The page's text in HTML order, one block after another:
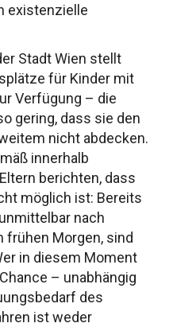
existenzielle
Stadt Wien stellt
für Kinder mit
Verfügung – die
gering, dass sie den
nicht abdecken.
innerhalb
berichten, dass
möglich ist: Bereits
nach
Morgen, sind
in diesem Moment
– unabhängig
des
ist weder